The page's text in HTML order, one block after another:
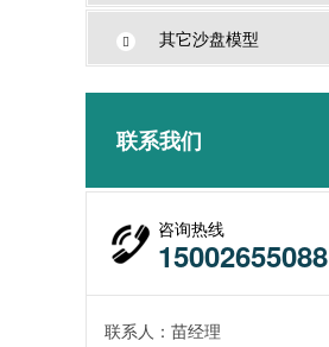
其它沙盘模型
联系我们
咨询热线
15002655088
联系人：苗经理